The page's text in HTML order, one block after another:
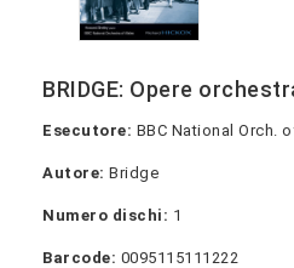
BRIDGE: Opere
Esecutore: BBC National Orch.
Autore: Bridge
Numero dischi: 1
Barcode: 0095115111222